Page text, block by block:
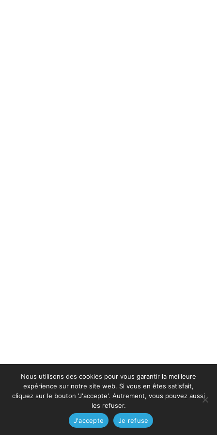
Nous utilisons des cookies pour vous garantir la meilleure
expérience sur notre site web. Si vous en êtes satisfait,
cliquez sur le bouton 'J'accepte'. Autrement, vous pouvez aussi
les refuser.
J'accepte
Je refuse